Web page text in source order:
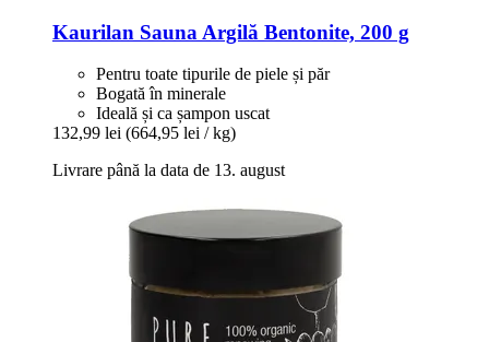
Kaurilan Sauna Argilă Bentonite, 200 g
Pentru toate tipurile de piele și păr
Bogată în minerale
Ideală și ca șampon uscat
132,99 lei (664,95 lei / kg)
Livrare până la data de 13. august